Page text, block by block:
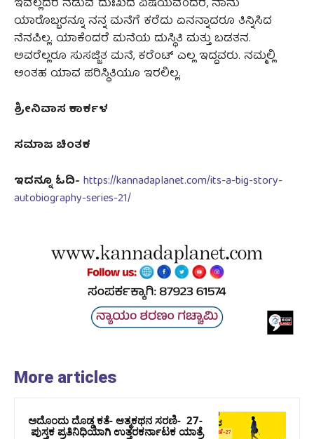
ಇವೆಲ್ಲದರ ನಡುವೆ ದುಃಖದ ವಿಷಯವೆಂದರೆ, ನಾನು
ಯಾರೊಬ್ಬರನ್ನೂ ನನ್ನ ಮನೆಗೆ ಕರೆದು ಏನನ್ನಾದರೂ ತಿನ್ನಿಸಿದ
ನೆನಪಿಲ್ಲ. ಯಾಕೆಂದರೆ ಮನೆಯ ದುಸ್ಥಿತಿ ಮತ್ತು ಬಡತನ.
ಅವರೆಲ್ಲರೂ ಸುಸಜ್ಜಿತ ಮನೆ, ಕರೆಂಟ್‌ ಎಲ್ಲ ಇದ್ದವರು. ನಮ್ಮಲ್ಲಿ
ಅಂತಹ ಯಾವ ಪರಿಸ್ಥಿತಿಯೂ ಇರಲಿಲ್ಲ.
ಶ್ರೀನಿವಾಸ ಕಾರ್ಕಳ
ಸಮಾಜ ಚಿಂತಕ
ಇದನ್ನೂ ಓದಿ- https://kannadaplanet.com/its-a-big-story-
autobiography-series-21/
More articles
ಅದೊಂದು ದೊಡ್ಡ ಕತೆ- ಆತ್ಮಕಥನ ಸರಣಿ- 27-
ಪುಸ್ತಕ ಪ್ರತಿನಿಧಿಯಾಗಿ ಉತ್ತರಕರ್ನಾಟಕ ಯಾತ್ರೆ